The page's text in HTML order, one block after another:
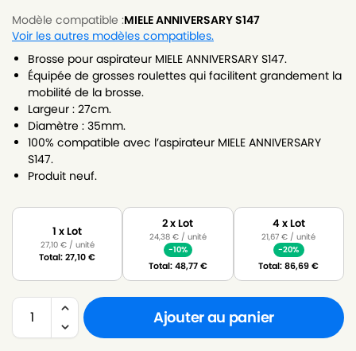
Modèle compatible :MIELE ANNIVERSARY S147
Voir les autres modèles compatibles.
Brosse pour aspirateur MIELE ANNIVERSARY S147.
Équipée de grosses roulettes qui facilitent grandement la
mobilité de la brosse.
Largeur : 27cm.
Diamètre : 35mm.
100% compatible avec l’aspirateur MIELE ANNIVERSARY
S147.
Produit neuf.
1 x Lot
27,10 €/ unité
Total:27,10€
2 x Lot
24,38 €/ unité
-10%
Total:48,77€
4 x Lot
21,67€ / unité
-20%
Total:86,69€
Ajouter au panier